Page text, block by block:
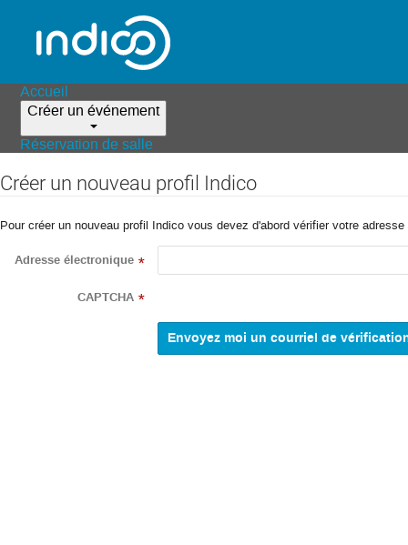
Accueil
Créer un événement
Réservation de salle
Créer un nouveau profil Indico
Pour créer un nouveau profil Indico vous devez d'abord vérifier votre
Adresse électronique *
CAPTCHA *